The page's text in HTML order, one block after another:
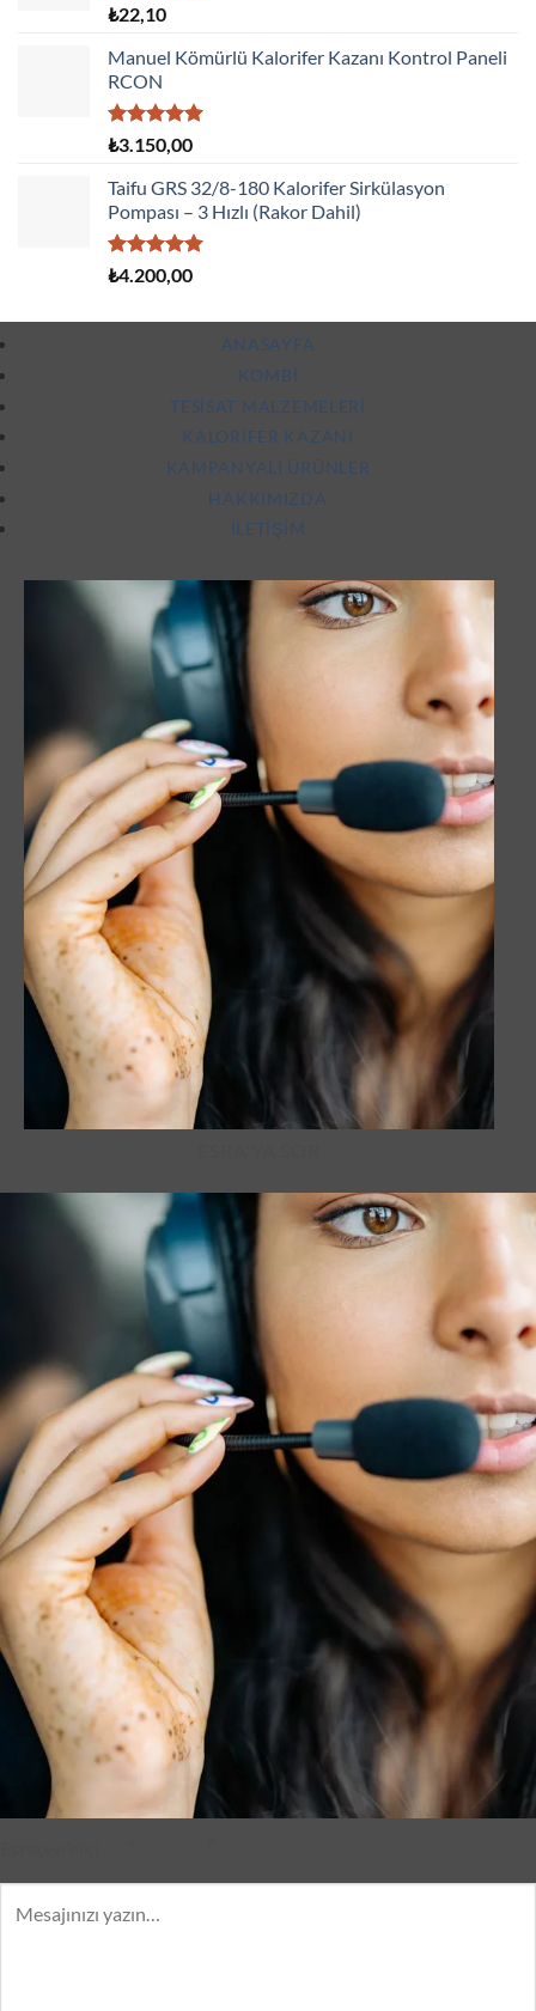
5 üzerinden
5.00oy
aldı
₺22,10
Manuel Kömürlü Kalorifer Kazanı Kontrol Paneli
RCON
5 üzerinden
oy
aldı
₺3.150,00
Taifu GRS 32/8-180 Kalorifer Sirkülasyon
Pompası – 3 Hızlı (Rakor Dahil)
5 üzerinden
oy
₺4.200,00
ANASAYFA
KOMBI
TESISAT MALZEMELERI
KALORIFER KAZANI
KAMPANYALI ÜRÜNLER
HAKKIMIZDA
İLETIŞIM